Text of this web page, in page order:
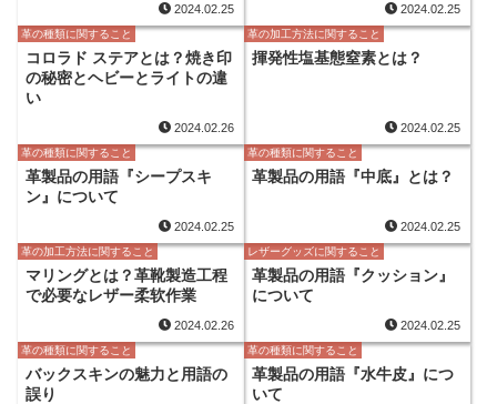
2024.02.25 2024.02.25
革の種類に関すること
コロラド ステアとは？焼き印
の秘密とヘビーとライトの違
い
2024.02.26
革の加工方法に関すること
揮発性塩基態窒素とは？
2024.02.25
革の種類に関すること
革製品の用語『シープスキ
ン』について
2024.02.25
革の種類に関すること
革製品の用語『中底』とは？
2024.02.25
革の加工方法に関すること
マリングとは？革靴製造工程
で必要なレザー柔软作業
2024.02.26
レザーグッズに関すること
革製品の用語『クッション』
について
2024.02.25
革の種類に関すること
バックスキンの魅力と用語の
誤り
革の種類に関すること
革製品の用語『水牛皮』につ
いて